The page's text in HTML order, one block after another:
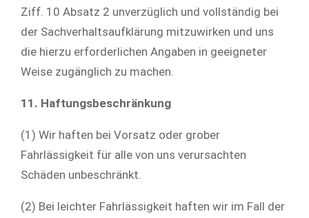
Ziff. 10 Absatz 2 unverzüglich und vollständig bei
der Sachverhaltsaufklärung mitzuwirken und uns
die hierzu erforderlichen Angaben in geeigneter
Weise zugänglich zu machen.
11. Haftungsbeschränkung
(1) Wir haften bei Vorsatz oder grober
Fahrlässigkeit für alle von uns verursachten
Schäden unbeschränkt.
(2) Bei leichter Fahrlässigkeit haften wir im Fall der